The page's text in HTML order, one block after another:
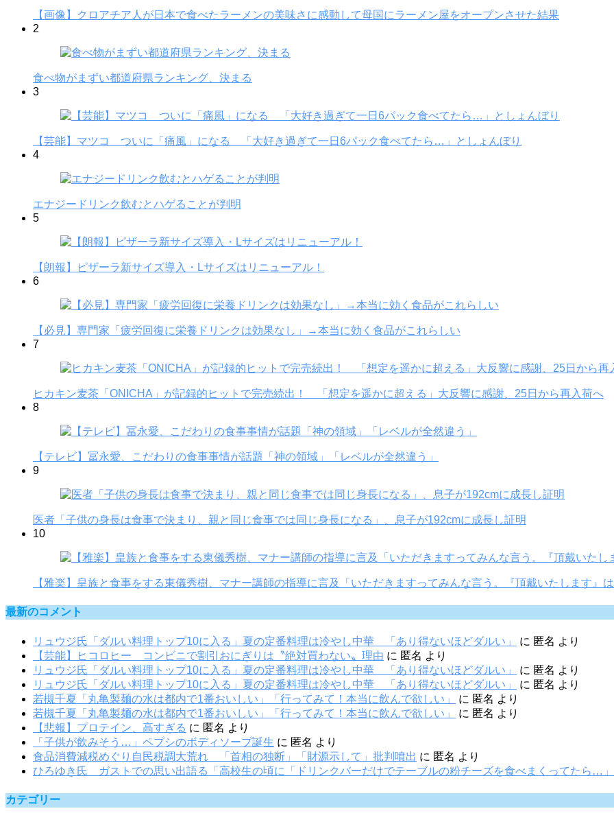
【画像】クロアチア人が日本で食べたラーメンの美味さに感動して母国にラーメン屋をオープンさせた結果
2
食べ物がまずい都道府県ランキング、決まる
3
【芸能】マツコ ついに「痛風」になる 「大好き過ぎて一日6パック食べてたら…」としょんぼり
4
エナジードリンク飲むとハゲることが判明
5
【朗報】ピザーラ新サイズ導入・Lサイズはリニューアル！
6
【必見】専門家「疲労回復に栄養ドリンクは効果なし」→本当に効く食品がこれらしい
7
ヒカキン麦茶「ONICHA」が記録的ヒットで完売続出！ 「想定を遥かに超える」大反響に感謝、25日から再入荷へ
8
【テレビ】冨永愛、こだわりの食事事情が話題「神の領域」「レベルが全然違う」
9
医者「子供の身長は食事で決まり、親と同じ食事では同じ身長になる」、息子が192cmに成長し証明
10
【雅楽】皇族と食事をする東儀秀樹、マナー講師の指導に言及「いただきますってみんな言う。『頂戴いたします』は
最新のコメント
リュウジ氏「ダルい料理トップ10に入る」夏の定番料理は冷やし中華 「あり得ないほどダルい」 に 匿名 より
【芸能】ヒコロヒー コンビニで割引おにぎりは〝絶対買わない〟理由 に 匿名 より
リュウジ氏「ダルい料理トップ10に入る」夏の定番料理は冷やし中華 「あり得ないほどダルい」
に 匿名 より
リュウジ氏「ダルい料理トップ10に入る」夏の定番料理は冷やし中華 「あり得ないほどダルい」
に 匿名 より
若槻千夏「丸亀製麺の水は都内で1番おいしい」「行ってみて！本当に飲んで欲しい」
に 匿名 より
若槻千夏「丸亀製麺の水は都内で1番おいしい」「行ってみて！本当に飲んで欲しい」
に 匿名 より
【悲報】プロテイン、高すぎる に 匿名 より
「子供が飲みそう…」ペプシのボディソープ誕生 に 匿名 より
食品消費減税めぐり自民税調大荒れ 「首相の独断」「財源示して」批判噴出 に 匿名 より
ひろゆき氏 ガストでの思い出語る「高校生の頃に「ドリンクバーだけでテーブルの粉チーズを食べまくってたら…」
カテゴリー